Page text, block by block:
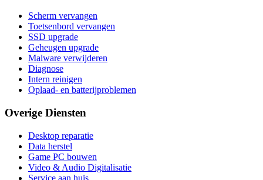
Scherm vervangen
Toetsenbord vervangen
SSD upgrade
Geheugen upgrade
Malware verwijderen
Diagnose
Intern reinigen
Oplaad- en batterijproblemen
Overige Diensten
Desktop reparatie
Data herstel
Game PC bouwen
Video & Audio Digitalisatie
Service aan huis